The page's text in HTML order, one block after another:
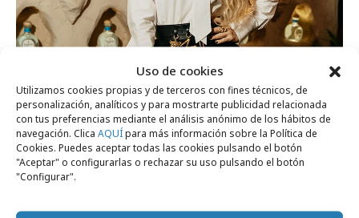
Uso de cookies
Utilizamos cookies propias y de terceros con fines técnicos, de
personalización, analíticos y para mostrarte publicidad relacionada
con tus preferencias mediante el análisis anónimo de los hábitos de
navegación. Clica AQUÍpara más información sobre la Política de
Cookies. Puedes aceptar todas las cookies pulsando el botón
"Aceptar" o configurarlas o rechazar su uso pulsando el botón
"Configurar".
En los Premios Goya 2026 se brindó con
Don Julio 1942
Campañas